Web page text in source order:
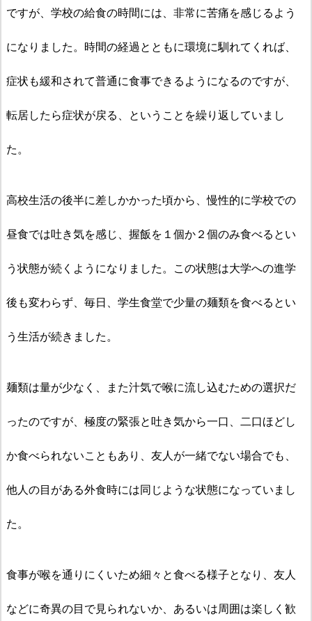
ですが、学校の給食の時間には、非常に苦痛を感じるよう
になりました。 時間の経過とともに環境に馴れてくれば、
症状も緩和されて普通に食事できるようになるのですが、
転居したら症状が戻る、ということを繰り返していまし
た。
高校生活の後半に差しかかった頃から、慢性的に学校での
昼食では吐き気を感じ、握飯を１個か２個のみ食べるとい
う状態が続くようになりました。この状態は大学への進学
後も変わらず、毎日、学生食堂で少量の麺類を食べるとい
う生活が続きました。
麺類は量が少なく、また汁気で喉に流し込むための選択だ
ったのですが、極度の緊張と吐き気から一口、二口ほどし
か食べられないこともあり、友人が一緒でない場合でも、
他人の目がある外食時には同じような状態になっていまし
た。
食事が喉を通りにくいため細々と食べる様子となり、友人
などに奇異の目で見られないか、あるいは周囲は楽しく歓